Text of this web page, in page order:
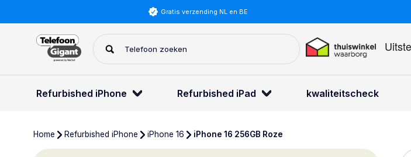
Gratis verzending NL en BE
Refurbished iPhone Refurbished iPad kwaliteitscheck
Home Refurbished iPhone iPhone 16 iPhone 16 256GB Roze